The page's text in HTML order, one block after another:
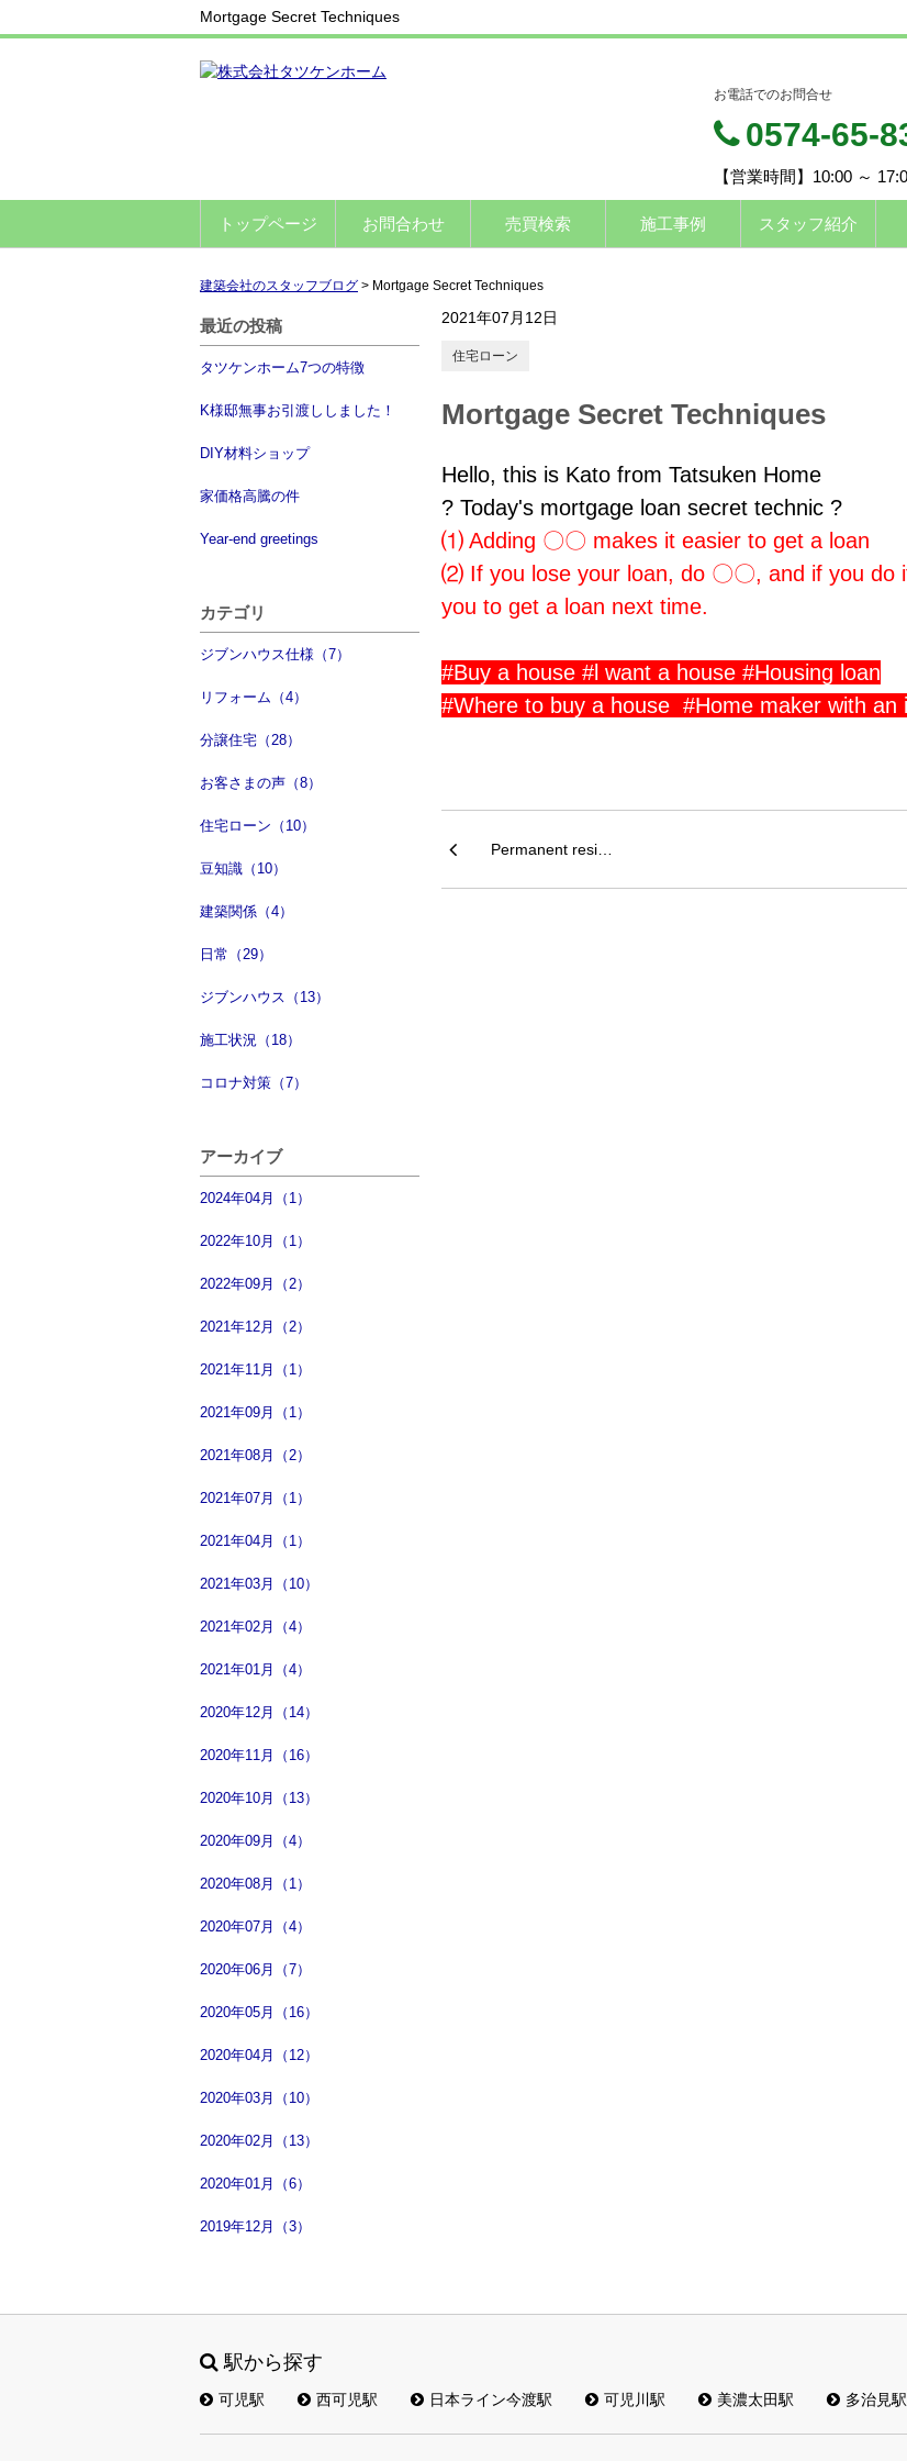
Mortgage Secret Techniques
お電話でのお問合せ
0574-65-
【営業時間】10:00 ～
トップページ お問合わせ 売買検索 施工事例 スタッフ紹介
建築会社のスタッフブログ > Mortgage Secret Techniques
最近の投稿
タツケンホーム7つの特徴
K様邸無事お引渡ししました！
DIY材料ショップ
家価格高騰の件
Year-end greetings
カテゴリ
ジブンハウス仕様（7）
リフォーム（4）
分譲住宅（28）
お客さまの声（8）
住宅ローン（10）
豆知識（10）
建築関係（4）
日常（29）
ジブンハウス（13）
施工状況（18）
コロナ対策（7）
アーカイブ
2024年04月（1）
2022年10月（1）
2022年09月（2）
2021年12月（2）
2021年11月（1）
2021年09月（1）
2021年08月（2）
2021年07月（1）
2021年04月（1）
2021年03月（10）
2021年02月（4）
2021年01月（4）
2020年12月（14）
2020年11月（16）
2020年10月（13）
2020年09月（4）
2020年08月（1）
2020年07月（4）
2020年06月（7）
2020年05月（16）
2020年04月（12）
2020年03月（10）
2020年02月（13）
2020年01月（6）
2019年12月（3）
2021年07月12日
住宅ローン
Mortgage Secret Techniques
Hello, this is Kato from Tatsuken Home
? Today's mortgage loan secret technic ?
⑴ Adding 〇〇 makes it easier to get a loan
⑵ If you lose your loan, do 〇〇, and if you do
you to get a loan next time.
#Buy a house #l want a house #Housing loan
#Where to buy a house #Home maker with an
Permanent resi…
駅から探す
可児駅 西可児駅 日本ライン今渡駅 可児川駅 美濃太田駅 多治見駅